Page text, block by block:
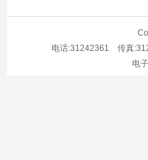
电话:31242361 传真
电